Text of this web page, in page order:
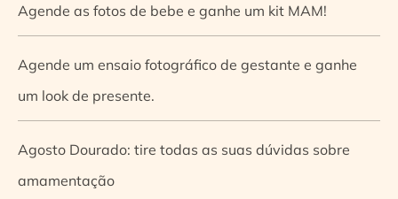
Agende as fotos de bebe e ganhe um kit MAM!
Agende um ensaio fotográfico de gestante e ganhe
um look de presente.
Agosto Dourado: tire todas as suas dúvidas sobre
amamentação